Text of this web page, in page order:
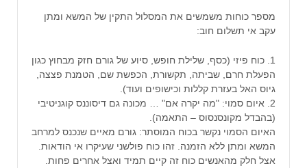
מספר כוחות משמשים את המסלול התקין של המשא ומתן
עקב אי תשלום חוב:
1. כוח פיזי (כסף, שלילת חופש, סיוע של גורם חזק מבחוץ כגון
הפעלת חרם, שביתה, תקשורת, הכפשת שם, הטמנת פצצה,
גיוס האל בעזרת קללות וכישופים ועוד).
2. איום סמוי: "מה יקרה אם" … מכונה גם דיסוננס קוגניטיבי
(בהבדל מקונסנסוס – התאמה).
האיום הסמוי נקשר בכוח המוסתר: גורם מאיים שנכנס למרחב
המשא ומתן ללא הזמנה. זהו כוח פולשני שעיקרו אי הודאות.
אצל חלק מהאנשים כוח זה קיים תמיד ואצל אחרים פחות.